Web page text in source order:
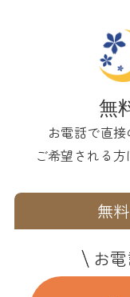
無
お電話で直
ご希望される
無
お